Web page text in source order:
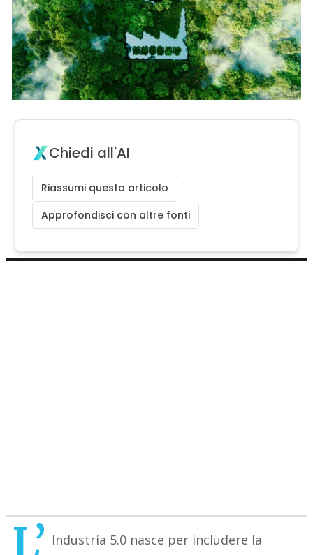
Chiedi all'AI
Riassumi questo articolo
Approfondisci con altre fonti
Industria 5.0 nasce per includere la